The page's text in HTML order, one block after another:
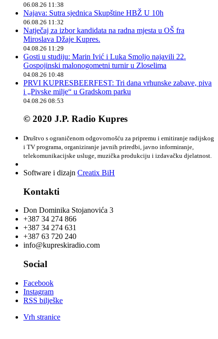
06.08.26 11:38
Najava: Sutra sjednica Skupštine HBŽ U 10h
06.08.26 11:32
Natječaj za izbor kandidata na radna mjesta u OŠ fra
Miroslava Džaje Kupres.
04.08.26 11:29
Gosti u studiju: Marin Ivić i Luka Smoljo najavili 22.
Gospojinski malonogometni turnir u Zloselima
04.08.26 10:48
PRVI KUPRESBEERFEST: Tri dana vrhunske zabave, piva
i „Pivske milje“ u Gradskom parku
04.08.26 08:53
© 2020 J.P. Radio Kupres
Društvo s ograničenom odgovornošću za pripremu i emitiranje radijskog
i TV programa, organiziranje javnih priredbi, javno informiranje,
telekomunikacijske usluge, muzička produkciju i izdavačku djelatnost.
Software i dizajn Creatix BiH
Kontakti
Don Dominika Stojanovića 3
+387 34 274 866
+387 34 274 631
+387 63 720 240
info@kupreskiradio.com
Social
Facebook
Instagram
RSS bilješke
Vrh stranice